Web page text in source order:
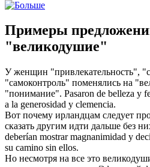
Примеры
"великодушие"
У женщин "привлекательность",
"самоконтроль" поменялись на "
"понимание". Pasaron de belleza y
a la generosidad y clemencia.
Вот почему ирландцам следует
сказать другим идти дальше без
deberían mostrarmagnanimidad y
su camino sin ellos.
Но несмотря на все это